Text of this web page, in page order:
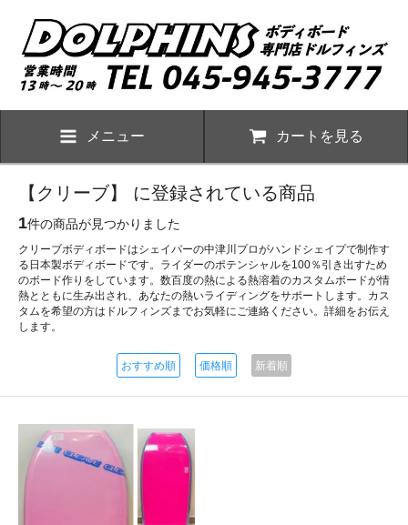
メニュー カートを見る
【クリーブ】 に登録されている商品
1件の商品が見つかりました
クリーブボディボードはシェイパーの中津川プロがハンドシェイプで制作す
る日本製ボディボードです。ライダーのポテンシャルを100％引き出すため
のボード作りをしています。数百度の熱による熱溶着のカスタムボードが情
熱とともに生み出され、あなたの熱いライディングをサポートします。カス
タムを希望の方はドルフィンズまでお気軽にご連絡ください。詳細をお伝え
します。
おすすめ順 価格順 新着順